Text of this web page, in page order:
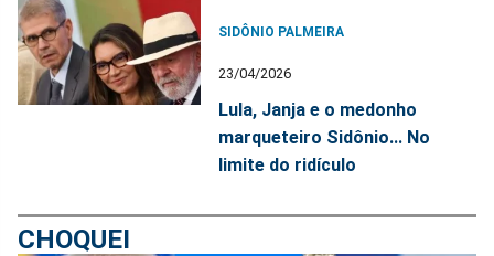
SIDÔNIO PALMEIRA
23/04/2026
Lula, Janja e o medonho
marqueteiro Sidônio... No
limite do ridículo
CHOQUEI